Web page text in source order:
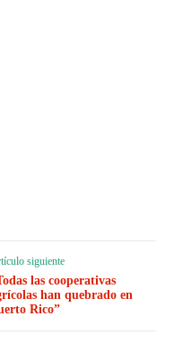
siguiente
las cooperativas
han quebrado en
Rico”